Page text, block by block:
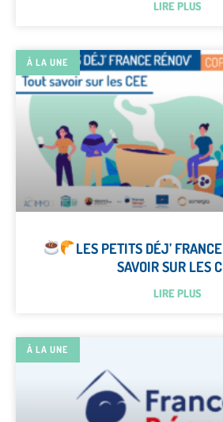
LIRE PLUS
À LA UNE
LES PETITS DÉJ’
SAVOIR SUR LES
LIRE PLUS
À LA UNE